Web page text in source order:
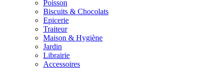
Poisson
Biscuits & Chocolats
Epicerie
Traiteur
Maison & Hygiène
Jardin
Librairie
Accessoires